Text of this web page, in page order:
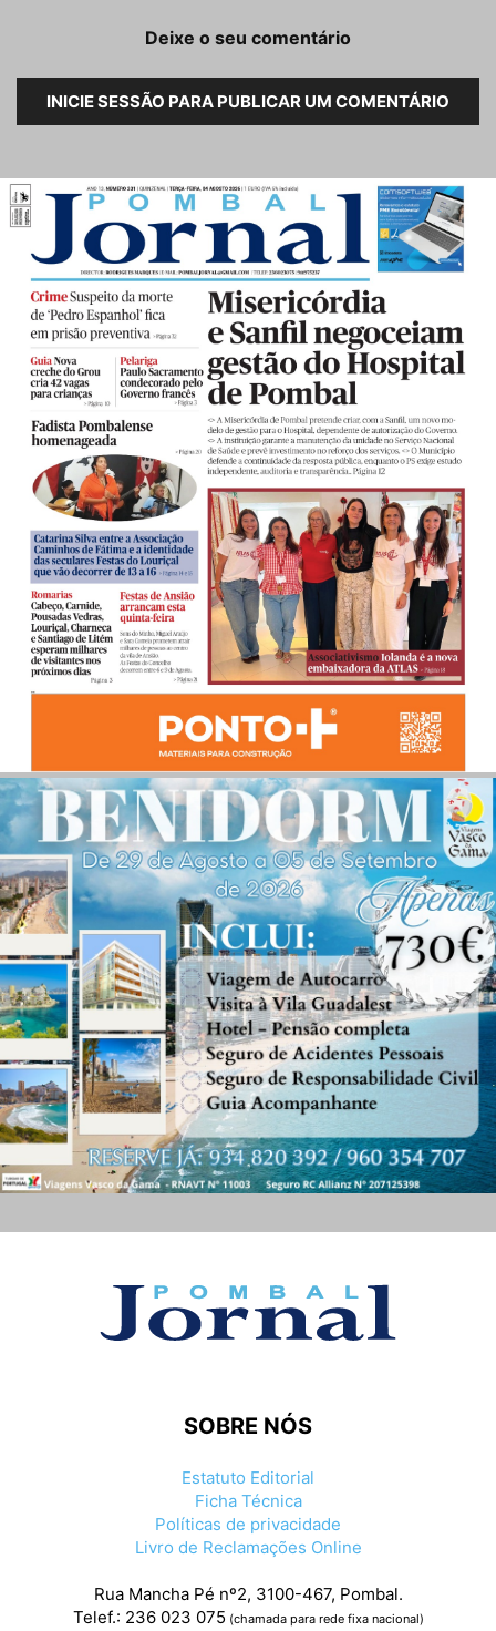
Deixe o seu comentário
INICIE SESSÃO PARA PUBLICAR UM COMENTÁRIO
SOBRE NÓS
Estatuto Editorial
Ficha Técnica
Políticas de privacidade
Livro de Reclamações Online
Rua Mancha Pé nº2, 3100-467, Pombal.
Telef.: 236 023 075 (chamada para rede fixa nacional)